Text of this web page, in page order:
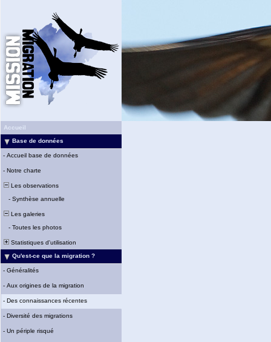
Accueil
Base de données
- Accueil base de données
- Notre charte
Les observations
- Synthèse annuelle
Les galeries
- Toutes les photos
Statistiques d'utilisation
Qu'est-ce que la migration ?
- Généralités
- Aux origines de la migration
- Des connaissances récentes
- Diversité des migrations
- Un périple risqué